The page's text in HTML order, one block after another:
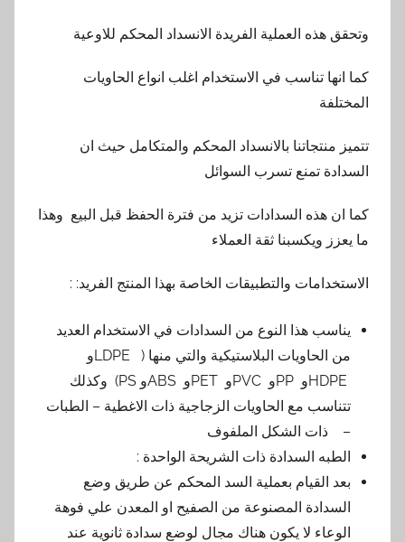
وتحقق هذه العملية الفريدة الانسداد المحكم للاوعية
كما انها تناسب في الاستخدام اغلب انواع الحاويات
المختلفة
تتميز منتجاتنا بالانسداد المحكم والمتكامل حيث ان
السدادة تمنع تسرب السوائل
كما ان هذه السدادات تزيد من فترة الحفظ قبل البيع وهذا
ما يعزز ويكسبنا ثقة العملاء
الاستخدامات والتطبيقات الخاصة بهذا المنتج الفريد: :
يناسب هذا النوع من السدادات في الاستخدام العديد
من الحاويات البلاستيكية والتي منها ( LDPEو
HDPEو PPو PVCو PETو ABSو PS) وكذلك
تتناسب مع الحاويات الزجاجية ذات الاغطية – الطبات
– ذات الشكل الملفوف
الطبه السدادة ذات الشريحة الواحدة :
بعد القيام بعملية السد المحكم عن طريق وضع
السدادة المصنوعة من الصفيح او المعدن علي فوهة
الوعاء لا يكون هناك مجال لوضع سدادة ثانوية عند